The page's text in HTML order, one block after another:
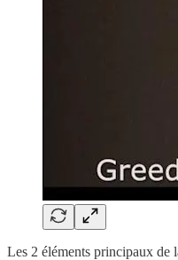
Les 2 éléments principaux de